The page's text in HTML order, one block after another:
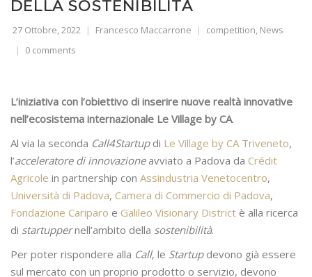
DELLA SOSTENIBILITÀ
27 Ottobre, 2022 Francesco Maccarrone competition, News
0 comments
L’iniziativa con l’obiettivo di inserire nuove realtà innovative
nell’ecosistema internazionale Le Village by CA.
Al via la seconda Call4Startupdi Le Village by CA Triveneto,
l’acceleratore di innovazioneavviato a Padova da Crédit
Agricole in partnership con Assindustria Venetocentro,
Università di Padova, Camera di Commercio di Padova,
Fondazione Cariparo e Galileo Visionary District è alla ricerca
di startuppernell’ambito della sostenibilità.
Per poter rispondere alla Call, le Startupdevono già essere
sul mercato con un proprio prodotto o servizio, devono